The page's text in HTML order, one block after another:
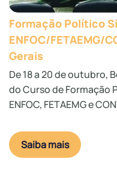
Formação Político
ENFOC/FETAEMG/
Gerais
De 18 a 20 de outubro,
do Curso de Formação
ENFOC, FETAEMG e
Saiba mais